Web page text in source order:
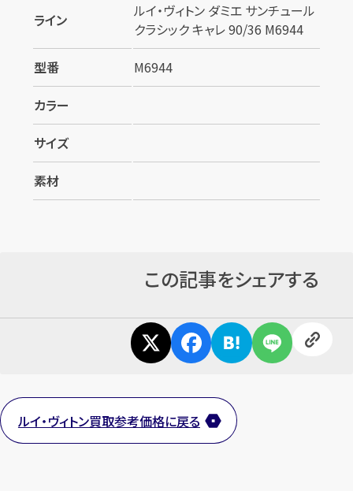
ライン
ルイ・ヴィトン ダミエ サンチュール
クラシック キャレ 90/36 M6944
型番
M6944
カラー
サイズ
素材
この記事をシェアする
ルイ・ヴィトン買取参考価格に戻る